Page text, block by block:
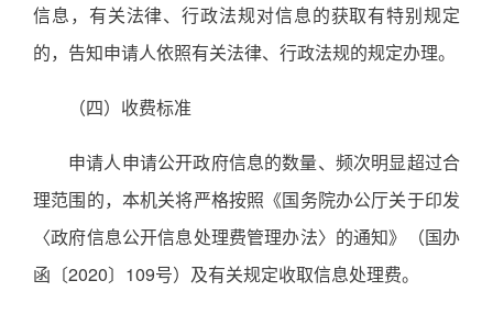
信息，有关法律、行政法规对信息的获取有特别规定
的，告知申请人依照有关法律、行政法规的规定办理。
（四）收费标准
申请人申请公开政府信息的数量、频次明显超过合
理范围的，本机关将严格按照《国务院办公厅关于印发
〈政府信息公开信息处理费管理办法〉的通知》（国办
函〔2020〕109号）及有关规定收取信息处理费。